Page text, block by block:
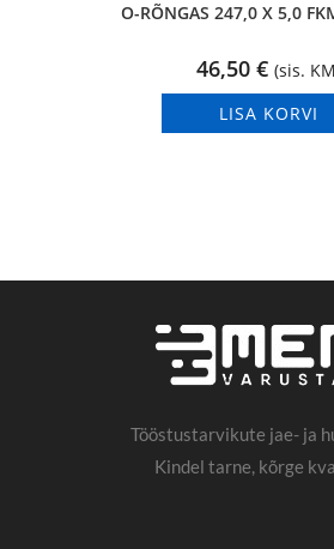
O-RÕNGAS 247,0 X 5,0
46,50 € (sis.
LISA KORVI
Tööstustarvikute jae- ja
Kindel tarne, kõrge